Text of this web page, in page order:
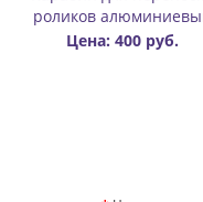
пластиковый
Цена: 170 руб.